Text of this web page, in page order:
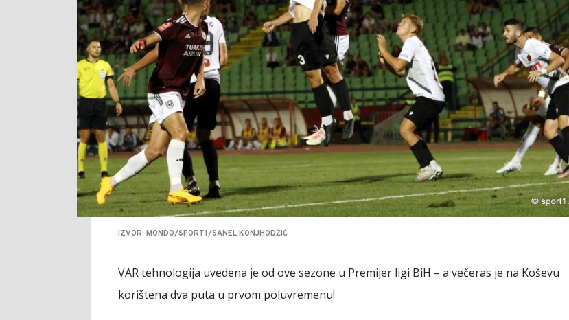
IZVOR: MONDO/SPORT1/SANEL KONJHODŽIĆ
VAR tehnologija uvedena je od ove sezone u Premijer ligi BiH – a večeras je na Koševu
korištena dva puta u prvom poluvremenu!